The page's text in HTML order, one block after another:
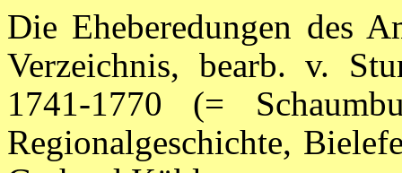
Die Eheberedungen des
Verzeichnis, bearb. v.
1741-1770 (=
Regionalgeschichte,